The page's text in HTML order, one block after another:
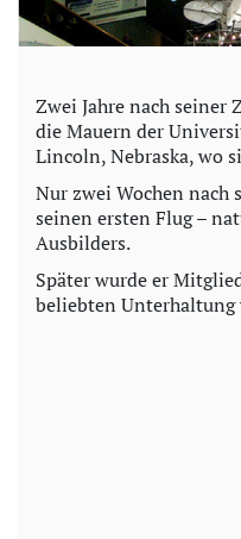
Zwei Jahre nach
die Mauern der
Lincoln, Nebraska, wo
Nur zwei Wochen nach
seinen ersten Flug –
Ausbilders.
Später wurde er
beliebten Unterhaltung